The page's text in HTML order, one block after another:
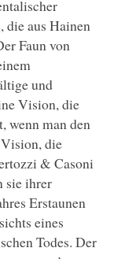
die aus Hainen
Faun von
und
Vision, die
wenn man den
die
& Casoni
sie ihrer
Erstaunen
eines
Todes. Der